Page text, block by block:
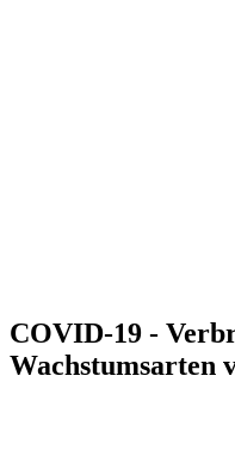
COVID-19 -
Wachstumsarten